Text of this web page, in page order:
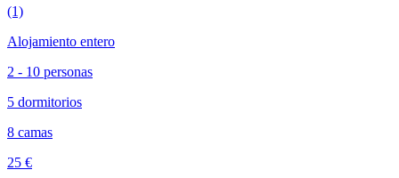
(1)
Alojamiento entero
2 - 10 personas
5 dormitorios
8 camas
25 €